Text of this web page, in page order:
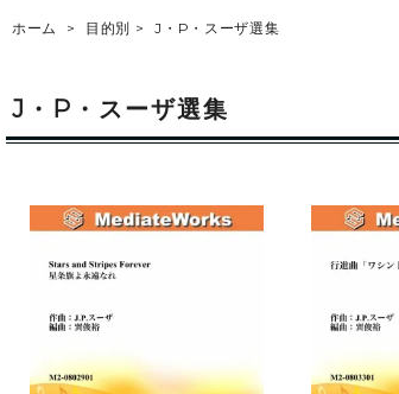
ホーム > 目的別 > J・P・スーザ選集
J・P・スーザ選集